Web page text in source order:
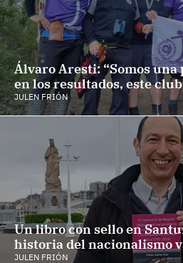
Álvaro Aresti: “Somos una
en los resultados, este
JULEN FRIÓN
Un libro con sello en
historia del nacionalismo
JULEN FRIÓN